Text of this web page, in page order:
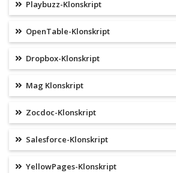
Playbuzz-Klonskript
OpenTable-Klonskript
Dropbox-Klonskript
Mag Klonskript
Zocdoc-Klonskript
Salesforce-Klonskript
YellowPages-Klonskript